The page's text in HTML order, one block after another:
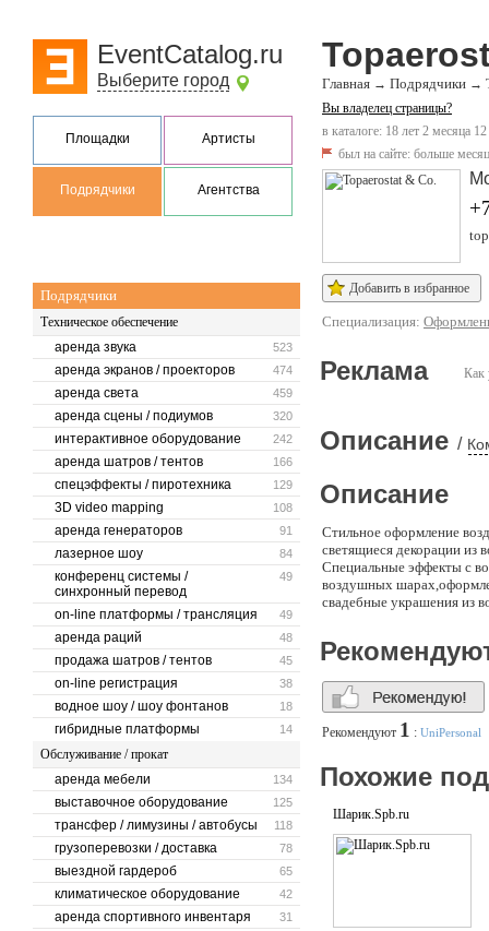
EventCatalog.ru
Выберите город
Площадки Артисты
Подрядчики Агентства
Подрядчики
Техническое обеспечение
523
аренда звука
474
аренда экранов / проекторов
459
аренда света
320
аренда сцены / подиумов
242
интерактивное оборудование
166
аренда шатров / тентов
129
спецэффекты / пиротехника
108
3D video mapping
91
аренда генераторов
84
лазерное шоу
49
конференц системы /
синхронный перевод
49
on-line платформы / трансляция
48
аренда раций
45
продажа шатров / тентов
38
on-line регистрация
18
водное шоу / шоу фонтанов
14
гибридные платформы
Обслуживание / прокат
134
аренда мебели
125
выставочное оборудование
118
трансфер / лимузины / автобусы
78
грузоперевозки / доставка
65
выездной гардероб
42
климатическое оборудование
31
аренда спортивного инвентаря
Главная → Подрядчики →
Вы владелец страницы?
в каталоге: 18 лет 2 месяца
был на сайте: больше
Добавить в избранное
Специализация:
Как
Реклама
Описание /
Описание
Стильное оформление
светящиеся декорации из
Специальные эффекты с
воздушных
свадебные украшения из
Рекомендуют 1 : UniPersonal
Похожие
Шарик.Spb.ru